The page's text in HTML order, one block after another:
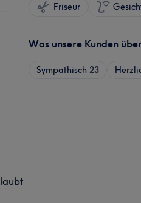
Friseur
Was unsere Kunden
Sympathisch 23